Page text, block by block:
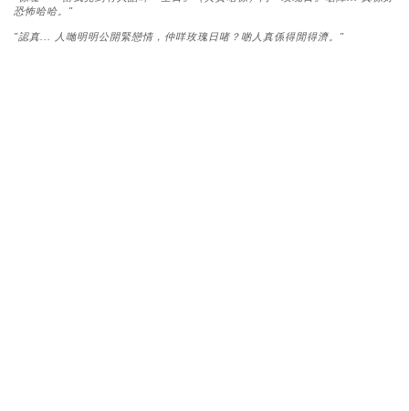
恐怖哈哈。"
"認真... 人哋明明公開緊戀情，仲咩玫瑰日啫？啲人真係得閒得濟。"